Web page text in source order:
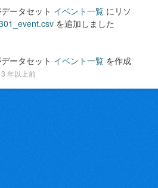
ータセット イベント一覧 にリソ
を追加しました
ータセット イベント一覧 を作成
3 年以上前